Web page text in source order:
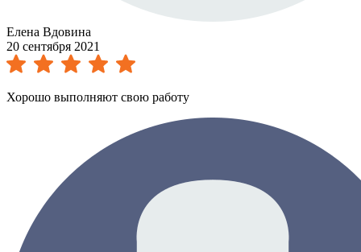
Елена Вдовина
20 сентября 2021
Хорошо выполняют свою работу